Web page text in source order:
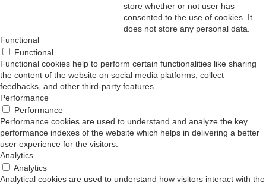
store whether or not user has
consented to the use of cookies. It
does not store any personal data.
Functional
Functional
Functional cookies help to perform certain functionalities like sharing
the content of the website on social media platforms, collect
feedbacks, and other third-party features.
Performance
Performance
Performance cookies are used to understand and analyze the key
performance indexes of the website which helps in delivering a better
user experience for the visitors.
Analytics
Analytics
Analytical cookies are used to understand how visitors interact with the